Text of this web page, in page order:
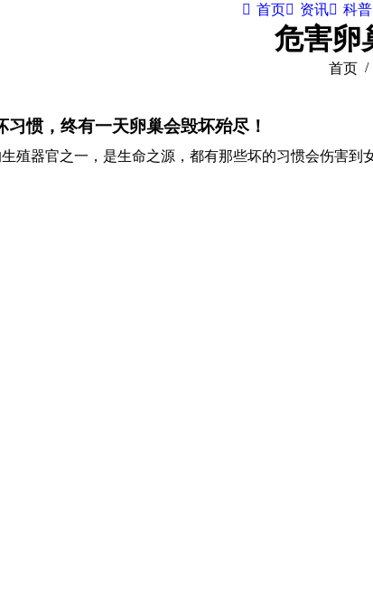
首页 资讯 科普
危害卵
您在
首页
习惯，终有一天卵巢会毁坏殆尽！
殖器官之一，是生命之源，都有那些坏的习惯会伤害到